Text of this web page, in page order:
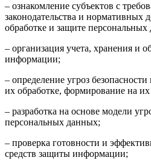
– ознакомление субъектов с
законодательства и нормативных
обработке и защите
– организация учета, хранения и
информации;
– определение угроз
их обработке, формирование на
– разработка на основе модели
персональных данных;
– проверка готовности и
средств защиты информации;